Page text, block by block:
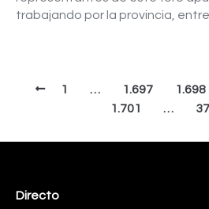
trabajando por la provincia,
1 … 1.697 1.698
1.701
…
Directo